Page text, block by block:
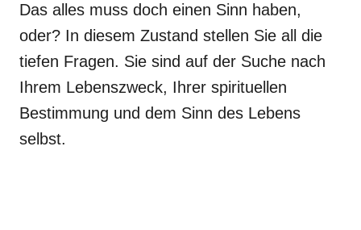
Das alles muss doch einen Sinn haben,
oder? In diesem Zustand stellen Sie all die
tiefen Fragen. Sie sind auf der Suche nach
Ihrem Lebenszweck, Ihrer spirituellen
Bestimmung und dem Sinn des Lebens
selbst.